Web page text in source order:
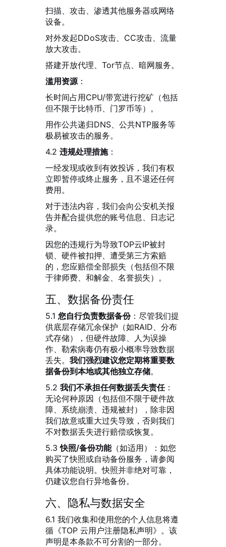
扫描、攻击、渗透其他服务器或网络
设备。
对外发起DDoS攻击、CC攻击、流量
放大攻击。
搭建开放代理、Tor节点、暗网服务。
滥用资源：
长时间占用CPU/带宽进行挖矿（包括
但不限于比特币、门罗币等）。
用作公共递归DNS、公共NTP服务等
极易被攻击的服务。
4.2 违规处理措施：
一经发现或收到有效投诉，我们有权
立即暂停或终止服务，且不退还任何
费用。
对于违法内容，我们会向公安机关报
告并配合提供您的账号信息、日志记
录。
因您的违规行为导致TOP云IP被封
锁、硬件被扣押、遭受第三方索赔
的，您应赔偿全部损失（包括但不限
于律师费、和解金、名誉损失）。
五、数据备份责任
5.1 您自行负责数据备份：尽管我们提
供底层存储冗余保护（如RAID、分布
式存储），但硬件故障、人为误操
作、勒索病毒仍有极小概率导致数据
丢失。 我们强烈建议您定期将重要数
据备份到本地或其他独立存储。
5.2 我们不承担任何数据丢失责任：
无论何种原因（包括但不限于硬件故
障、系统崩溃、违规被封），除非因
我们故意或重大过失导致，否则我们
不对数据丢失进行赔偿或恢复。
5.3快照/备份功能（如适用）：如您
购买了快照或自动备份服务，请参阅
具体功能说明。快照并非绝对可靠，
仍建议您自行异地备份。
六、隐私与数据安全
6.1 我们收集和使用您的个人信息将遵
循《TOP 云用户注册隐私声明》。该
声明是本条款不可分割的一部分。